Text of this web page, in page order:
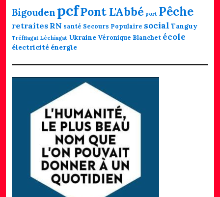
Bigouden pcfPont L'Abbé port Pêche
retraites RN santé Secours Populaire social Tanguy
Tréffiagat Léchiagat Ukraine Véronique Blanchet école
électricité énergie